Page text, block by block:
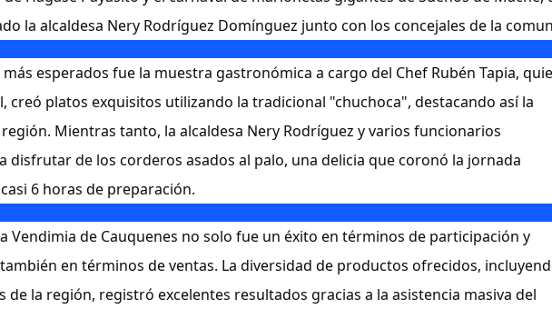
la alcaldesa Nery Rodríguez Domínguez junto con los concejales de la
esperados fue la muestra gastronómica a cargo del Chef Rubén Tapia,
creó platos exquisitos utilizando la tradicional "chuchoca", destacando así la
Mientras tanto, la alcaldesa Nery Rodríguez y varios funcionarios
disfrutar de los corderos asados al palo, una delicia que coronó la jornada
6 horas de preparación.
Vendimia de Cauquenes no solo fue un éxito en términos de participación y
en términos de ventas. La diversidad de productos ofrecidos,
de la región, registró excelentes resultados gracias a la asistencia masiva del